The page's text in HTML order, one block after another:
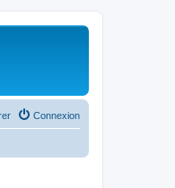
Connexion